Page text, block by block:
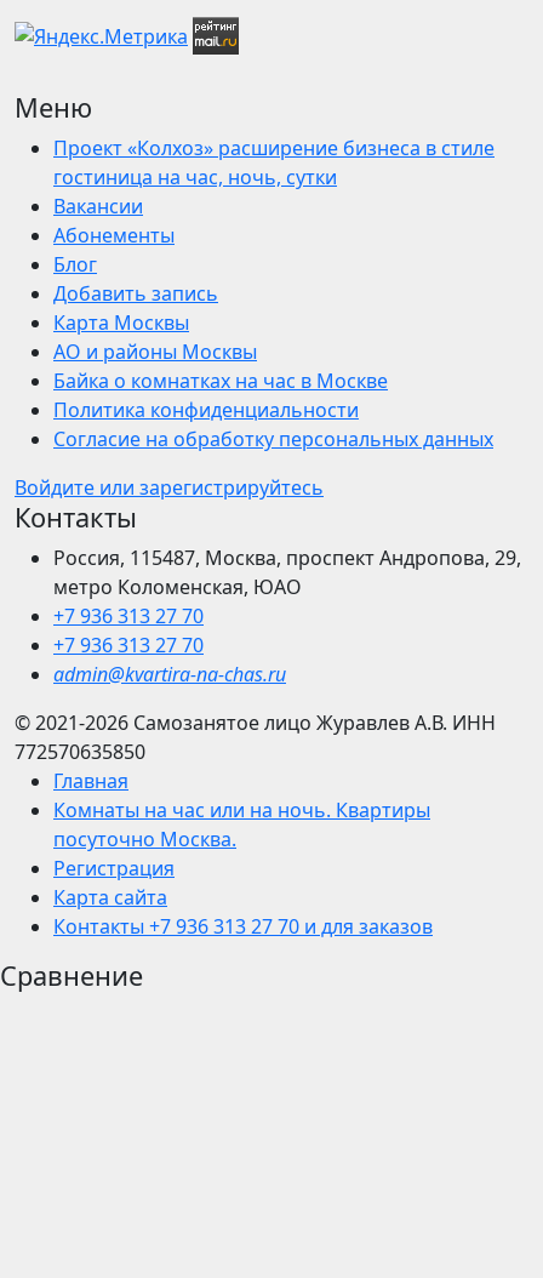
Меню
Проект «Колхоз» расширение бизнеса в стиле
гостиница на час, ночь, сутки
Вакансии
Абонементы
Блог
Добавить запись
Карта Москвы
АО и районы Москвы
Байка о комнатках на час в Москве
Политика конфиденциальности
Согласие на обработку персональных данных
Войдите или зарегистрируйтесь
Контакты
Россия, 115487, Москва, проспект Андропова, 29,
метро Коломенская, ЮАО
+7 936 313 27 70
+7 936 313 27 70
admin@kvartira-na-chas.ru
© 2021-2026 Самозанятое лицо Журавлев А.В. ИНН
772570635850
Главная
Комнаты на час или на ночь. Квартиры
посуточно Москва.
Регистрация
Карта сайта
Контакты +7 936 313 27 70 и для заказов
Сравнение